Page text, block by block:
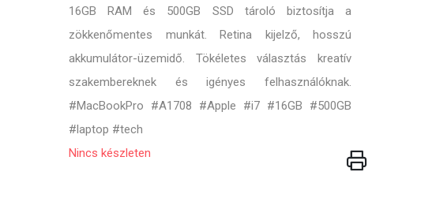
16GB RAM és 500GB SSD tároló biztosítja a
zökkenőmentes munkát. Retina kijelző, hosszú
akkumulátor-üzemidő. Tökéletes választás kreatív
szakembereknek és igényes felhasználóknak.
#MacBookPro #A1708 #Apple #i7 #16GB #500GB
#laptop #tech
Nincs készleten